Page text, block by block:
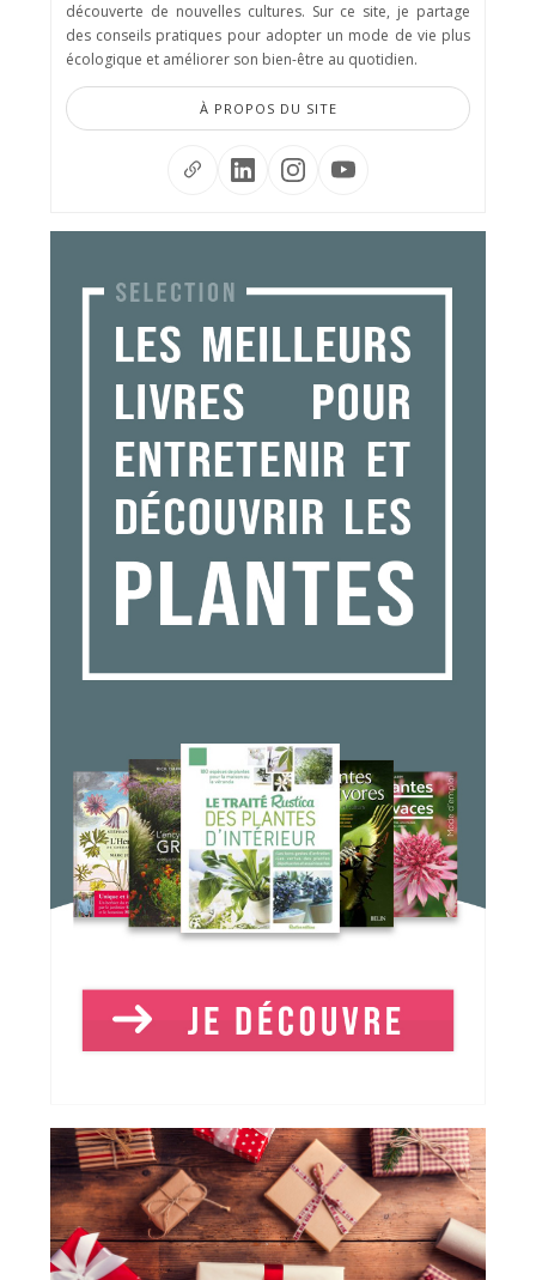
découverte de nouvelles cultures. Sur ce site, je partage
des conseils pratiques pour adopter un mode de vie plus
écologique et améliorer son bien-être au quotidien.
À PROPOS DU SITE